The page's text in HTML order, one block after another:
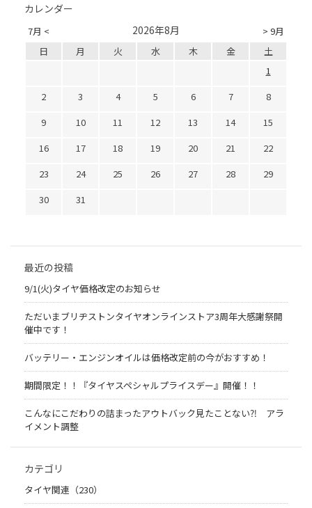
カレンダー
7月 < > 9月
2026年8月
日 月 火 水 木 金
土
1
2
3 4 5 6 7
8
9
10 11 12 13 14
15
16
17 18 19 20 21
22
23
24 25 26 27 28
29
30
31
最近の投稿
9/1(火)タイヤ価格改定のお知らせ
ただいまブリヂストンタイヤオンラインストア3周年大感謝祭開
催中です！
バッテリー・エンジンオイルは価格改定前の今がおすすめ！
期間限定！！『タイヤスペシャルプライスデー』開催！！
こんなにこだわりの詰まったアウトバック見たことない⁈ アラ
イメント調整
カテゴリ
タイヤ関連（230）